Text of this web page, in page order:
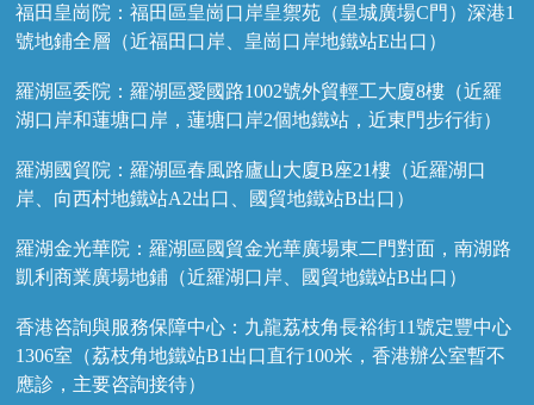
福田皇崗院：福田區皇崗口岸皇禦苑（皇城廣場C門）深港1
號地鋪全層（近福田口岸、皇崗口岸地鐵站E出口）
羅湖區委院：羅湖區愛國路1002號外貿輕工大廈8樓（近羅
湖口岸和蓮塘口岸，蓮塘口岸2個地鐵站，近東門步行街）
羅湖國貿院：羅湖區春風路廬山大廈B座21樓（近羅湖口
岸、向西村地鐵站A2出口、國貿地鐵站B出口）
羅湖金光華院：羅湖區國貿金光華廣場東二門對面，南湖路
凱利商業廣場地鋪（近羅湖口岸、國貿地鐵站B出口）
香港咨詢與服務保障中心：九龍荔枝角長裕街11號定豐中心
1306室（荔枝角地鐵站B1出口直行100米，香港辦公室暫不
應診，主要咨詢接待）